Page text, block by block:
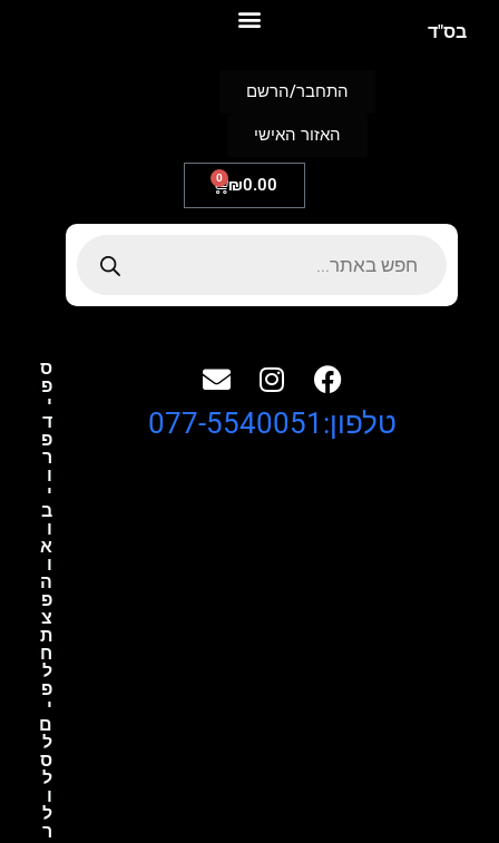
בס"ד
₪0.00
0
התחבר/הרשם
האזור האישי
ס
פ
י
ד
פ
ר
ו
י
ב
ו
א
ו
ה
פ
צ
ת
ח
ל
פ
י
ם
ל
ס
ל
ו
ל
ר
טלפון:077-5540051